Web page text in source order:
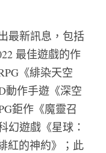
最新訊息，包括
最佳遊戲的作
《緋染天空
動作手遊《深空
鉅作《魔靈召
幻遊戲《星球：
紅的神約》；此